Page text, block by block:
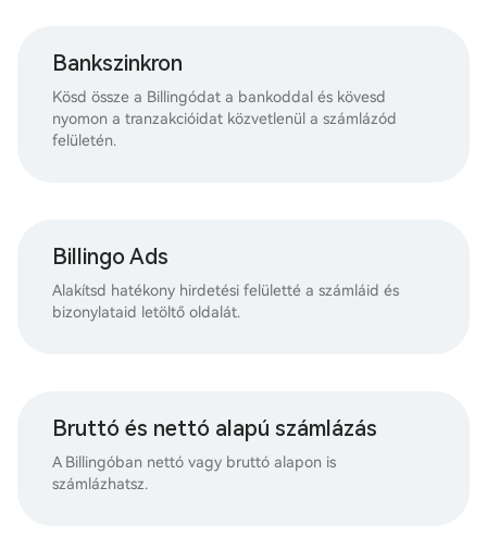
Bankszinkron
Kösd össze a Billingódat a bankoddal és kövesd
nyomon a tranzakcióidat közvetlenül a számlázód
felületén.
Billingo Ads
Alakítsd hatékony hirdetési felületté a számláid és
bizonylataid letöltő oldalát.
Bruttó és nettó alapú számlázás
A Billingóban nettó vagy bruttó alapon is
számlázhatsz.